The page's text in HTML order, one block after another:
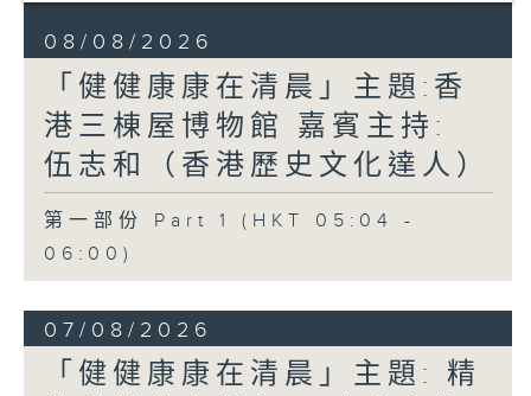
08/08/2026
「健健康康在清晨」主題:香
港三棟屋博物館 嘉賓主持:
伍志和（香港歷史文化達人）
第一部份 Part 1 (HKT 05:04 -
06:00)
07/08/2026
「健健康康在清晨」主題: 精